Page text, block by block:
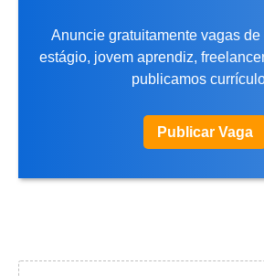
Anuncie gratuitamente vagas de
estágio, jovem aprendiz,
publicamos
Publicar Vaga